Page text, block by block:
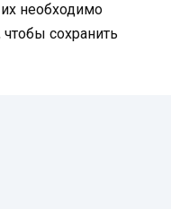
их необходимо
сохранить